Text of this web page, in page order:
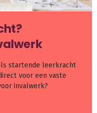
startende leerkracht
voor een vaste
invalwerk?